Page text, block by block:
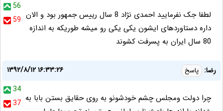
56
59 لطفا جک نفرمایید احمدی نژاد 8 سال رییس جمهور بود و الان
داره دستاوردهای ایشون یکی یکی رو میشه طوریکه به اندازه
80 سال ایران به پسرفت کشوند
رضا: پاسخ
۱۳۹۲/۸/۱۲ ۱۶:۳۳:۲۶
34
37 چرا دولت ومجلس چشم خودشونو به روی حقایق بستن بابا به